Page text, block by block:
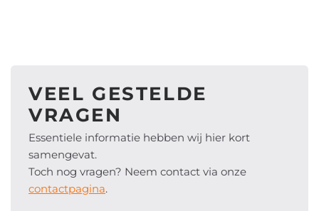
VEEL GESTELDE
VRAGEN
Essentiele informatie hebben wij hier kort
samengevat.
Toch nog vragen? Neem contact via onze
contactpagina.